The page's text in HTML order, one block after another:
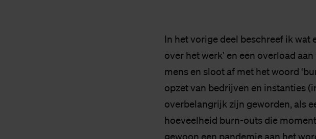
In het vorige deel beschreef ik wat
over het werk’ en een overload
mens en sloot af met het woord
opzet van bedrijven en instanties
overbelangrijk zijn geworden, als
hoeveelheid burn-outs die
gewoon een pandemie aan het